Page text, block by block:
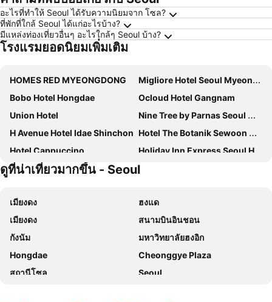
อะไรที่ทำให้ Seoul ได้รับความนิยมจาก โซล?
ที่พักที่ใกล้ Seoul ได้แก่อะไรบ้าง?
มีแหล่งท่องเที่ยวอื่นๆ อะไรใกล้ๆ Seoul บ้าง?
โรงแรมยอดนิยมเพิ่มเติม
HOMES RED MYEONGDONG
Migliore Hotel Seoul Myeongdong
Bobo Hotel Hongdae
Ocloud Hotel Gangnam
Union Hotel
Nine Tree by Parnas Seoul Myeongdong 1
H Avenue Hotel Idae Shinchon Hotel The Botanik Sewoon Myeongdong
Hotel Cappuccino
Holiday Inn Express Seoul Hongdae By Ihg
Travelodge Myeongdong Euljiro
Aiden by Best Western Cheongdam
ibis Ambassador Seoul Myeongdong
Creto Hotel Myeongdong
โรงแรมซาวอย
Arirang Hill Hotel Dongdaemun
Hotel Atrium Jongno
Jongno Olive Hotel
Ekonomy Hotel Eunpyeong
L7 HONGDAE by LOTTE HOTELS
24 Guesthouse Myeongdong Avenue
HOTEL DRIP&DROP, Myeongdong
ดูที่น่าเที่ยวมากขึ้น - Seoul
เมียงดง
ฮงแด
เมียงดง
สนามบินอินชอน
กังนัม
มหาวิทยาลัยฮงอิก
Hongdae
Cheonggye Plaza
สถานีโซล
Seoul